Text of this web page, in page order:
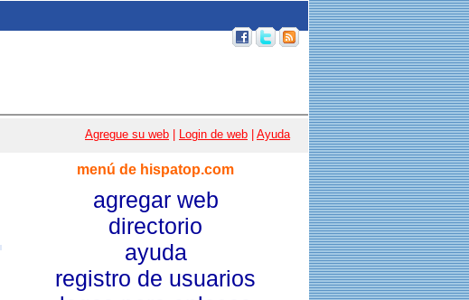
Agregue su web Login de web Ayuda